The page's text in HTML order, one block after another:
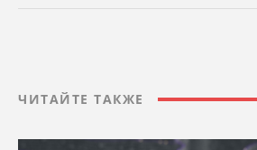
ЧИТАЙТЕ ТАКЖЕ